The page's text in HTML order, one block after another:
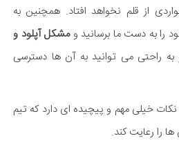
از قلم نخواهد افتاد. همچنین به
را به دست ما برسانید ومشکل آپلود و
به راحتی می توانید به آن ها دسترسی
خیلی مهم و پیچیده ای دارد که تیم
را رعایت کند.